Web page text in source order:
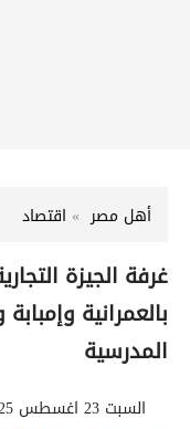
أهل مصر اقتصاد
بالعمرانية
المدرسية
السبت 23 اغسطس 2025 | 07:16 مساءً